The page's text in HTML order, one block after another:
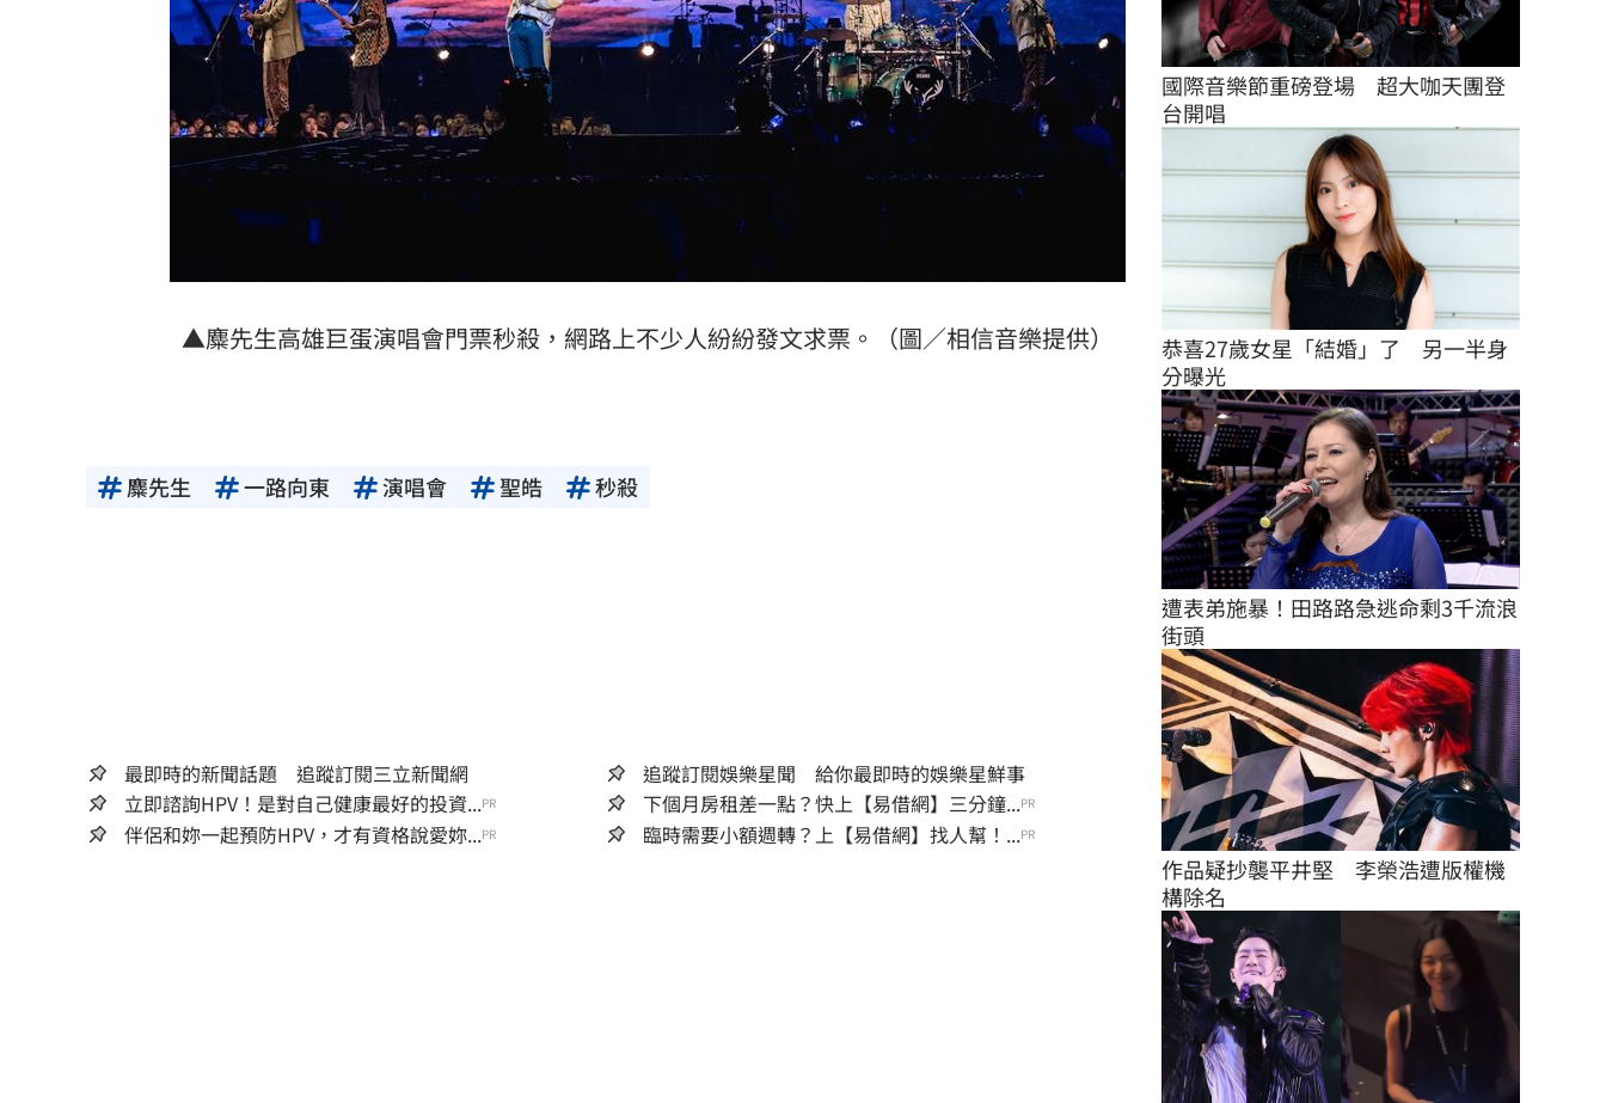
▲麋先生高雄巨蛋演唱會門票秒殺，網路上不少人紛紛發文求票。（圖／相信音樂提供）
麋先生 一路向東 演唱會 聖皓 秒殺
最即時的新聞話題 追蹤訂閱三立新聞網
追蹤訂閱娛樂星聞 給你最即時的娛樂星鮮事
立即諮詢HPV！是對自己健康最好的投資...PR 下個月房租差一點？快上【易借網】三分鐘...PR
伴侶和妳一起預防HPV，才有資格說愛妳...PR 臨時需要小額週轉？上【易借網】找人幫！...PR
國際音樂節重磅登場　超大咖天團登
台開唱
恭喜27歲女星「結婚」了　另一半身
分曝光
遭表弟施暴！田路路急逃命剩3千流浪
街頭
作品疑抄襲平井堅　李榮浩遭版權機
構除名